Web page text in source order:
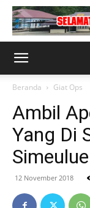
Beranda Giat Ops
Ambil
Yang Di
Simeulue
12 November 2018